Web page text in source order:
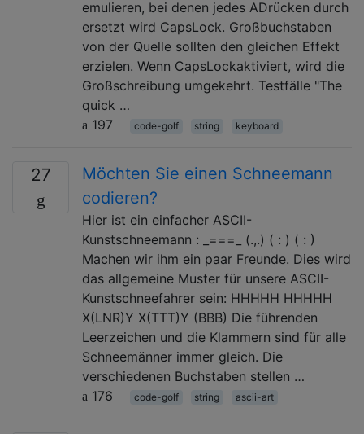
emulieren, bei denen jedes ADrücken durch
ersetzt wird CapsLock. Großbuchstaben
von der Quelle sollten den gleichen Effekt
erzielen. Wenn CapsLockaktiviert, wird die
Großschreibung umgekehrt. Testfälle "The
quick …
197
code-golf string keyboard
27
Möchten Sie einen Schneemann
codieren?
Hier ist ein einfacher ASCII-
Kunstschneemann : _===_ (.,.) ( : ) ( : )
Machen wir ihm ein paar Freunde. Dies wird
das allgemeine Muster für unsere ASCII-
Kunstschneefahrer sein: HHHHH HHHHH
X(LNR)Y X(TTT)Y (BBB) Die führenden
Leerzeichen und die Klammern sind für alle
Schneemänner immer gleich. Die
verschiedenen Buchstaben stellen …
176
code-golf string ascii-art